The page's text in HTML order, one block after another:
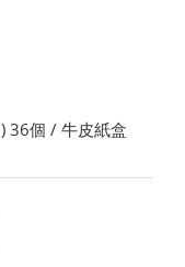
36個 / 牛皮紙盒